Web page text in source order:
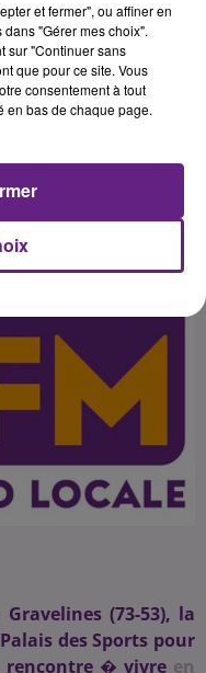
à partir de 20
pour les
Borg qui
l'emporter
kevin
(73-53), la
des Sports pour
rencontre � vivre en
et fermer", ou affiner en
"Gérer mes choix".
sur "Continuer sans
que pour ce site. Vous
consentement à tout
en bas de chaque page.